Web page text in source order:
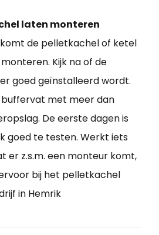
laten monteren
de pelletkachel of ketel
Kijk na of de
goed geïnstalleerd wordt.
buffervat met meer dan
De eerste dagen is
goed te testen. Werkt iets
er z.s.m. een monteur komt,
bij het pelletkachel
in Hemrik